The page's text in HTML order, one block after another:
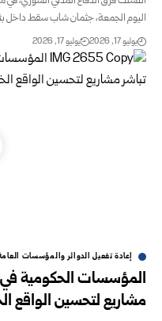
اليوم الجمعة، جثمان شاب سقط داخل
يوليو 17, 2026 يوليو 17, 2026
إعادة تفعيل الدوائر والمؤسسات
المؤسسات الحكومية في
مشاريع لتحسين الواقع